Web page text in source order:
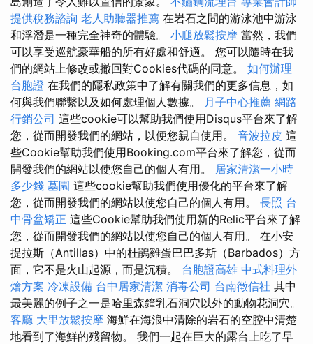
提供稅務諮詢 老人助聽器推薦 在岩石之間的游泳池中游泳
和浮潛是一種完全神奇的體驗。 小腿放鬆按摩 當然，我們
可以享受巡航豪華船的所有好處和舒適。 您可以隨時在我
們的網站上修改或撤回對Cookies代碼的同意。 如何辦理
台胞證 在我們的隱私政策中了解有關我們的更多信息，如
何與我們聯繫以及如何處理個人數據。 月子中心推薦 網路
行銷公司 這些cookie可以幫助我們使用Disqus平台來了解
您，從而開發我們的網站，以便您親自使用。 音波拉皮 這
些Cookie幫助我們使用Booking.com平台來了解您，從而
開發我們的網站以使您自己的個人有用。 居家清潔一小時
多少錢 墓園 這些cookie幫助我們使用優化的平台來了解
您，從而開發我們的網站以使您自己的個人有用。 長照 台
中骨盆矯正 這些Cookie幫助我們使用新的Relic平台來了解
您，從而開發我們的網站以使您自己的個人有用。 在小安
提拉斯（Antillas）中的杜鵑雞蛋巴巴多斯（Barbados）方
面，它不是火山起源，而是沉積。 台胞證高雄 中式料理外
燴方案 冷凍設備 台中居家清潔 消毒公司 台南徵信社 其中
最美麗的例子之一是哈里森鐘乳石洞穴以外的動物花洞穴。
客廳 大里放鬆按摩 海鮮在海浪中清除的岩石的空腔中清楚
地看到了海鮮的殘留物。 我們一起在巨大的露台上吃了早